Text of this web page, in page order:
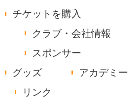
チケットを購入
クラブ・会社情報
スポンサー
グッズ
アカデミー
リンク